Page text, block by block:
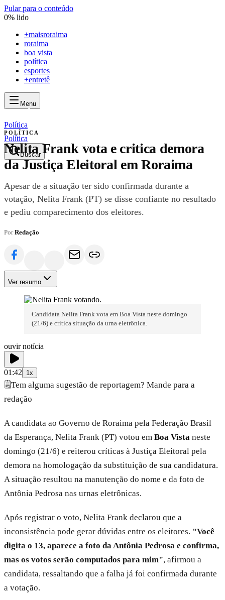
Pular para o conteúdo
0% lido
+maisroraima
roraima
boa vista
política
esportes
+entretê
Menu
maisroraima
mais
Política
Buscar
Política
POLÍTICA
Nelita Frank vota e critica demora
da Justiça Eleitoral em Roraima
Apesar de a situação ter sido confirmada durante a
votação, Nelita Frank (PT) se disse confiante no resultado
e pediu comparecimento dos eleitores.
PorRedação
Ver resumo
Candidata Nelita Frank vota em Boa Vista neste domingo
(21/6) e critica situação da urna eletrônica.
ouvir notícia
01:42 1x
🗒️Tem alguma sugestão de reportagem? Mande para a
redação
A candidata ao Governo de Roraima pela Federação Brasil
da Esperança, Nelita Frank (PT) votou em Boa Vista neste
domingo (21/6) e reiterou críticas à Justiça Eleitoral pela
demora na homologação da substituição de sua candidatura.
A situação resultou na manutenção do nome e da foto de
Antônia Pedrosa nas urnas eletrônicas.
Após registrar o voto, Nelita Frank declarou que a
inconsistência pode gerar dúvidas entre os eleitores. "Você
digita o 13, aparece a foto da Antônia Pedrosa e confirma,
mas os votos serão computados para mim", afirmou a
candidata, ressaltando que a falha já foi confirmada durante
a votação.